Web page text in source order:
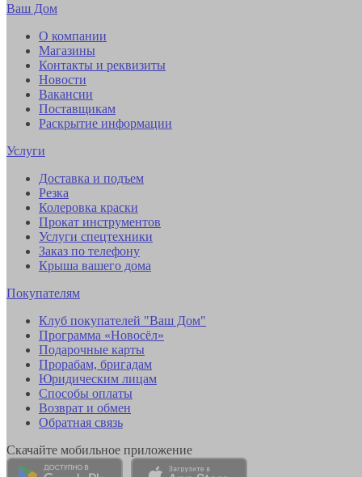
Ваш Дом
О компании
Магазины
Контакты и реквизиты
Новости
Вакансии
Поставщикам
Раскрытие информации
Услуги
Доставка и подъем
Резка
Колеровка краски
Прокат инструментов
Услуги спецтехники
Заказ по телефону
Крыша вашего дома
Покупателям
Клуб покупателей "Ваш Дом"
Программа «Новосёл»
Подарочные карты
Прорабам, бригадам
Юридическим лицам
Способы оплаты
Возврат и обмен
Обратная связь
Скачайте мобильное приложение